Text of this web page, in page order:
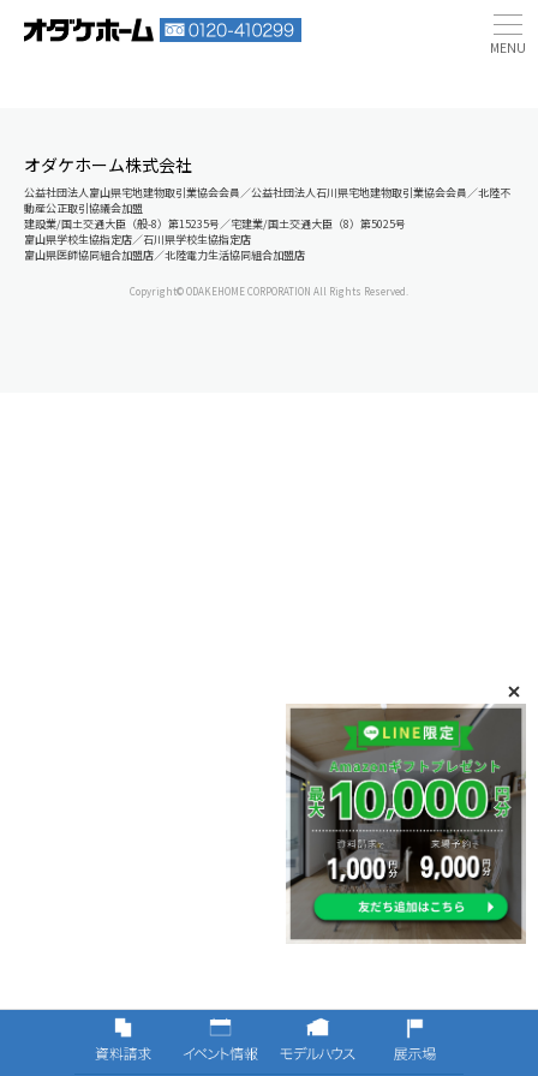
オダケホーム株式会社
公益社団法人富山県宅地建物取引業協会会員／公益社団法人石川県宅地建物取引業協会会員／北陸不
動産公正取引協議会加盟
建設業/国土交通大臣（般-8）第15235号／宅建業/国土交通大臣（8）第5025号
富山県学校生協指定店／石川県学校生協指定店
富山県医師協同組合加盟店／北陸電力生活協同組合加盟店
Copyright© ODAKEHOME CORPORATION All Rights Reserved.